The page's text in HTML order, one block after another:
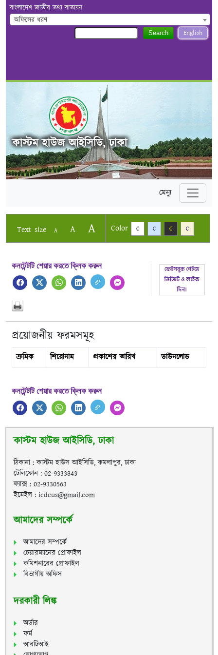
বাংলাদেশ জাতীয় তথ্য বাতায়ন
অফিসের ধরণ
English
Search
কাস্টম হাউজ আইসিডি, ঢাকা
মেন্যু
Text size A A A Color C C C C
কনটেন্টটি শেয়ার করতে ক্লিক করুন
প্রয়োজনীয় ফরমসমূহ
ক্রমিক শিরোনাম প্রকাশের তারিখ ডাউনলোড
কনটেন্টটি শেয়ার করতে ক্লিক করুন
কাস্টম হাউজ আইসিডি, ঢাকা
ঠিকানা : কাস্টম হাউস আইসিডি, কমলাপুর, ঢাকা
টেলিফোন : 02-9333843
ফ্যাক্স : 02-9330563
ইমেইল : icdcus@gmail.com
আমাদের সম্পর্কে
আমাদের সম্পর্কে
চেয়ারম্যানের প্রোফাইল
কমিশনারের প্রোফাইল
বিভাগীয় অফিস
দরকারী লিঙ্ক
অর্ডার
ফর্ম
আরটিআই